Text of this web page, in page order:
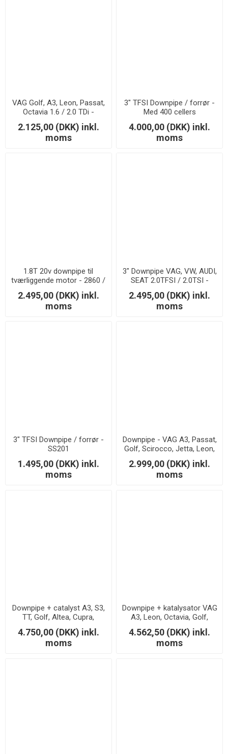
VAG Golf, A3, Leon, Passat,
Octavia 1.6 / 2.0 TDi -
Downpipe - 63,5mm.
2.125,00 (DKK) inkl.
moms
3" TFSI Downpipe / forrør -
Med 400 cellers
sportskatalysator - SS304
4.000,00 (DKK) inkl.
moms
1.8T 20v downpipe til
tværliggende motor - 2860 /
2871
2.495,00 (DKK) inkl.
moms
3" Downpipe VAG, VW, AUDI,
SEAT 2.0TFSI / 2.0TSI -
Downpipe
2.495,00 (DKK) inkl.
moms
3" TFSI Downpipe / forrør -
SS201
1.495,00 (DKK) inkl.
moms
Downpipe - VAG A3, Passat,
Golf, Scirocco, Jetta, Leon,
Octavia 2.0 TSi/TFSi - With
silencer
2.999,00 (DKK) inkl.
moms
Downpipe + catalyst A3, S3,
TT, Golf, Altea, Cupra,
Passat, 2.0 TFSI
4.750,00 (DKK) inkl.
moms
Downpipe + katalysator VAG
A3, Leon, Octavia, Golf,
Cupra, Jetta, Scirocco,
Passat 2.0 TSi/TFSi
4.562,50 (DKK) inkl.
moms